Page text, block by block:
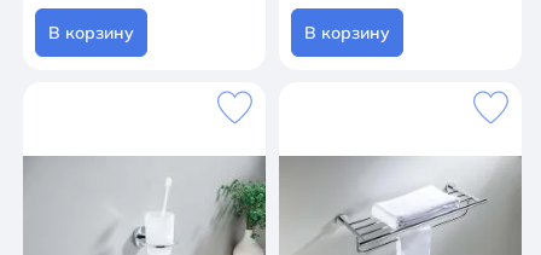
В корзину В корзину